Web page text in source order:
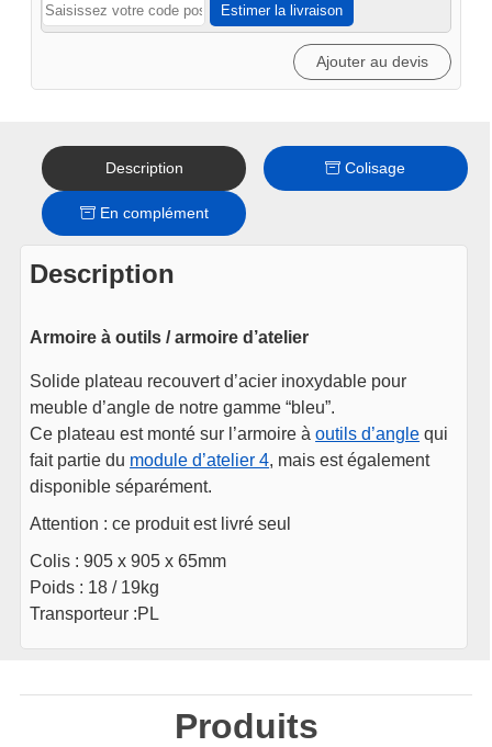
Estimer la livraison
Ajouter au devis
Description Colisage
En complément
Description
Armoire à outils / armoire d’atelier
Solide plateau recouvert d’acier inoxydable pour
meuble d’angle de notre gamme “bleu”.
Ce plateau est monté sur l’armoire àoutils d’angle qui
fait partie du module d’atelier 4, mais est également
disponible séparément.
Attention : ce produit est livré seul
Colis : 905 x 905 x 65mm
Poids : 18 / 19kg
Transporteur :PL
Produits